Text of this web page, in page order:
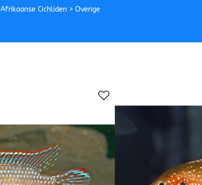
Afrikaanse Cichliden > Overige